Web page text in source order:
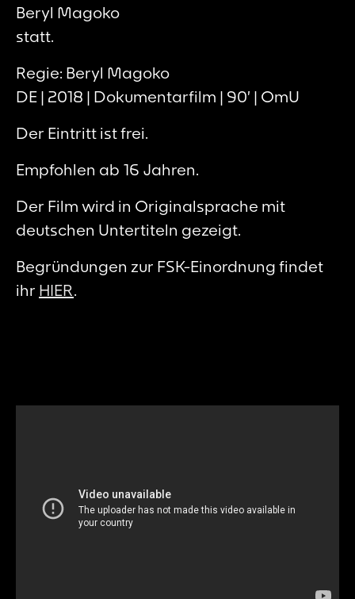
Beryl Magoko
statt.
Regie: Beryl Magoko
DE | 2018 | Dokumentarfilm | 90’ | OmU
Der Eintritt ist frei.
Empfohlen ab 16 Jahren.
Der Film wird in Originalsprache mit
deutschen Untertiteln gezeigt.
Begründungen zur FSK-Einordnung findet
ihr HIER.